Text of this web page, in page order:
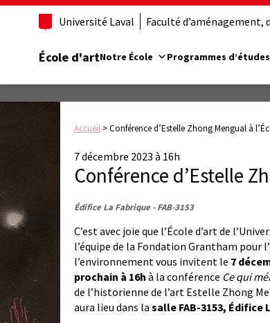
Université Laval Faculté d’aménagement,
École d'artNotre École Programmes d’études
Accueil >Conférence d’Estelle Zhong Mengual à
7 décembre 2023 à 16h
Conférence d’Estelle
Édifice La Fabrique - FAB-3153
C’est avec joie que l’École d’art de
l’équipe de la Fondation Grantham pour
l’environnement vous invitent le 7
prochain à 16h à la conférence Ce qui
de l’historienne de l’art Estelle Zhong
aura lieu dans la salle FAB-3153, Édifice